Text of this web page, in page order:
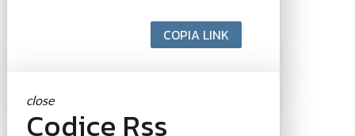
COPIA LINK
close
Codice Rss